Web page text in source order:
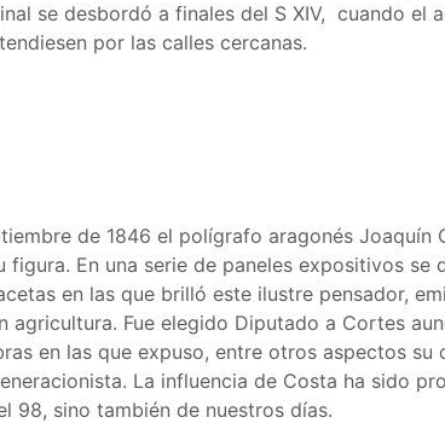
se desbordó a finales del S XIV, cuando el
por las calles cercanas.
de 1846 el polígrafo aragonés Joaquín
En una serie de paneles expositivos se
en las que brilló este ilustre pensador,
agricultura. Fue elegido Diputado a Cortes
en las que expuso, entre otros aspectos su
La influencia de Costa ha sido
98, sino también de nuestros días.